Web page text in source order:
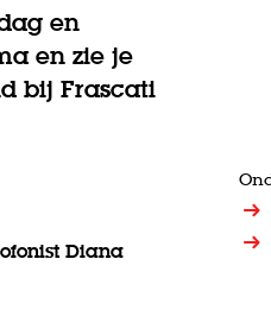
en
en zie je
bij Frascati
Diana